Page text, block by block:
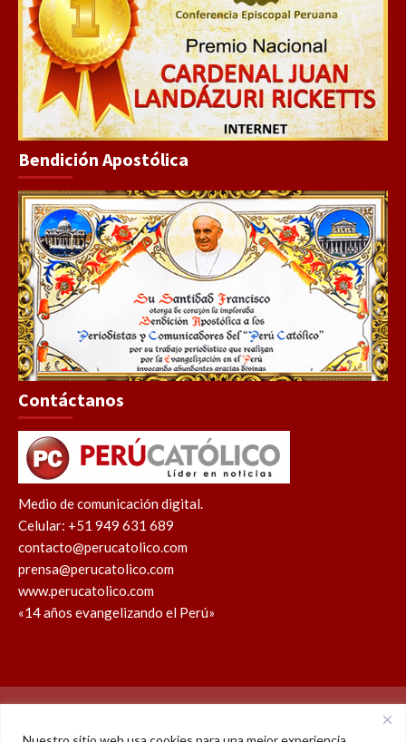
Bendición Apostólica
Contáctanos
Medio de comunicación digital.
Celular: +51 949 631 689
contacto@perucatolico.com
prensa@perucatolico.com
www.perucatolico.com
«14 años evangelizando el Perú»
Política de cookies Política de privacidad